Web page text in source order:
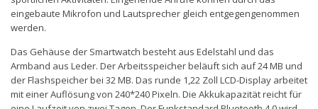
eingebaute Mikrofon und Lautsprecher gleich entgegengenommen
werden.
Das Gehäuse der Smartwatch besteht aus Edelstahl und das
Armband aus Leder. Der Arbeitsspeicher beläuft sich auf 24 MB und
der Flashspeicher bei 32 MB. Das runde 1,22 Zoll LCD-Display arbeitet
mit einer Auflösung von 240*240 Pixeln. Die Akkukapazität reicht für